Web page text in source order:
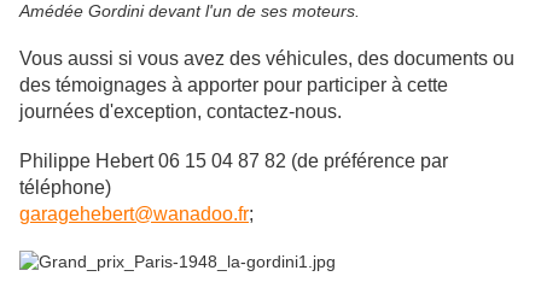
Amédée Gordini devant l'un de ses moteurs.
Vous aussi si vous avez des véhicules, des documents ou
des témoignages à apporter pour participer à cette
journées d'exception, contactez-nous.
Philippe Hebert 06 15 04 87 82 (de préférence par
téléphone)
garagehebert@wanadoo.fr;